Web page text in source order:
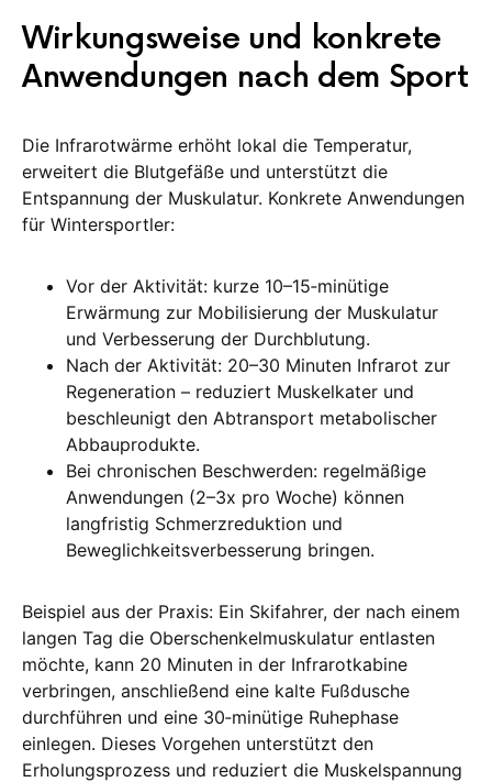
Wirkungsweise und konkrete
Anwendungen nach dem Sport
Die Infrarotwärme erhöht lokal die Temperatur,
erweitert die Blutgefäße und unterstützt die
Entspannung der Muskulatur. Konkrete Anwendungen
für Wintersportler:
Vor der Aktivität: kurze 10–15‑minütige
Erwärmung zur Mobilisierung der Muskulatur
und Verbesserung der Durchblutung.
Nach der Aktivität: 20–30 Minuten Infrarot zur
Regeneration – reduziert Muskelkater und
beschleunigt den Abtransport metabolischer
Abbauprodukte.
Bei chronischen Beschwerden: regelmäßige
Anwendungen (2–3x pro Woche) können
langfristig Schmerzreduktion und
Beweglichkeitsverbesserung bringen.
Beispiel aus der Praxis: Ein Skifahrer, der nach einem
langen Tag die Oberschenkelmuskulatur entlasten
möchte, kann 20 Minuten in der Infrarotkabine
verbringen, anschließend eine kalte Fußdusche
durchführen und eine 30‑minütige Ruhephase
einlegen. Dieses Vorgehen unterstützt den
Erholungsprozess und reduziert die Muskelspannung